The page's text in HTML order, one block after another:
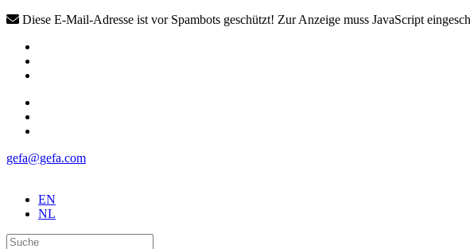
Diese E-Mail-Adresse ist vor Spambots geschützt! Zur Anzeige muss JavaScript
gefa@gefa.com
EN
NL